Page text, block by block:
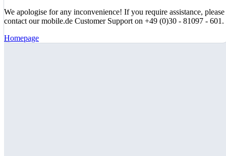
We apologise for any inconvenience! If you require assistance, please
contact our mobile.de Customer Support on +49 (0)30 - 81097 - 601.
Homepage